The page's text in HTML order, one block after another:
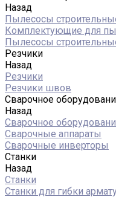
Назад
Пылесосы
Комплектующие для
Пылесосы
Резчики
Назад
Резчики
Резчики швов
Сварочное
Назад
Сварочное
Сварочные аппараты
Сварочные инверторы
Станки
Назад
Станки
Станки для гибки